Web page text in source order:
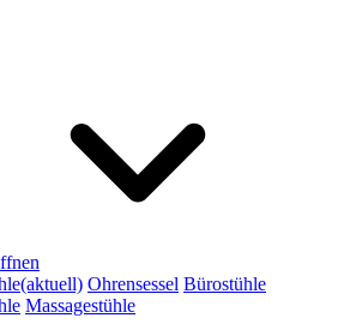
(aktuell) Ohrensessel Bürostühle
Massagestühle